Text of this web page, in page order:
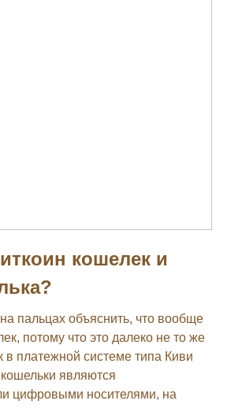
кошелек и
пальцах объяснить, что вообще
потому что это далеко не то же
в платежной системе типа Киви
являются
цифровыми носителями, на